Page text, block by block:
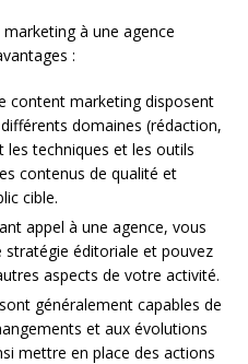
à une agence
:
content marketing disposent
différents domaines (rédaction,
les techniques et les outils
contenus de qualité et
cible.
appel à une agence, vous
éditoriale et pouvez
aspects de votre activité.
généralement capables de
et aux évolutions
mettre en place des actions